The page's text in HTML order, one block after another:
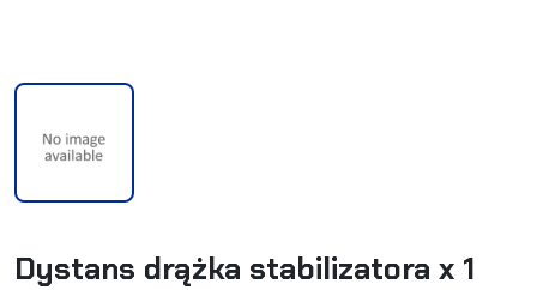
Dystans drążka stabilizatora x 1